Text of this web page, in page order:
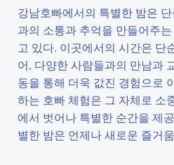
강남호빠에서의 특별한 밤은
과의 소통과 추억을 만들어주
고 있다. 이곳에서의 시간은 단
어, 다양한 사람들과의 만남과
동을 통해 더욱 값진 경험으로
하는 호빠 체험은 그 자체로 소
에서 벗어나 특별한 순간을 제
별한 밤은 언제나 새로운 즐거